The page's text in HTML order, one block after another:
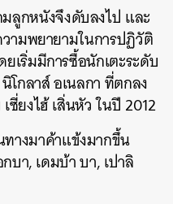
ลูกหนังจึงดับลงไป และ
ามพยายามในการปฏิวัติ
เริ่มมีการซื้อนักเตะระดับ
โกลาส์ อเนลกา ที่ตกลง
ซี่ยงไฮ้ เสิ่นหัว ในปี 2012
างมาค้าแข้งมากขึ้น
บา, เดมบ้า บา, เปาลิ